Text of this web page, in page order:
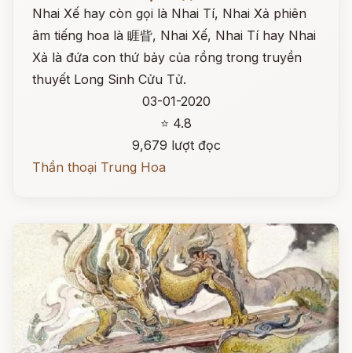
Nhai Xế hay còn gọi là Nhai Tí, Nhai Xả phiên
âm tiếng hoa là 睚眥, Nhai Xế, Nhai Tí hay Nhai
Xả là đứa con thứ bảy của rồng trong truyền
thuyết Long Sinh Cửu Tử.
03-01-2020
⭐ 4.8
9,679 lượt đọc
Thần thoại Trung Hoa